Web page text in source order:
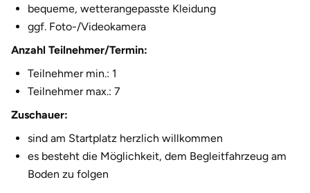
bequeme, wetterangepasste Kleidung
ggf. Foto-/Videokamera
Anzahl Teilnehmer/Termin:
Teilnehmer min.: 1
Teilnehmer max.: 7
Zuschauer:
sind am Startplatz herzlich willkommen
es besteht die Möglichkeit, dem Begleitfahrzeug am
Boden zu folgen